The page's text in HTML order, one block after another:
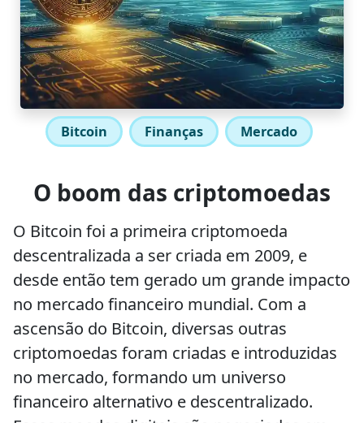
Bitcoin Finanças Mercado
O boom das criptomoedas
O Bitcoin foi a primeira criptomoeda
descentralizada a ser criada em 2009, e
desde então tem gerado um grande impacto
no mercado financeiro mundial. Com a
ascensão do Bitcoin, diversas outras
criptomoedas foram criadas e introduzidas
no mercado, formando um universo
financeiro alternativo e descentralizado.